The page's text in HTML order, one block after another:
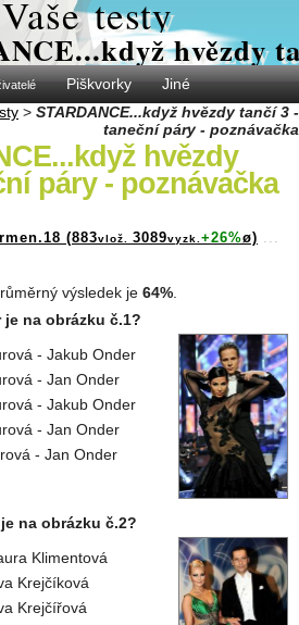
testy
hvězdy
Piškvorky
Jiné
> STARDANCE...když hvězdy tančí 3 -
taneční páry - poznávačka
hvězdy
páry - poznávačka
(883vlož. 3089vyzk. +26%ø) ...
výsledek je 64%
na obrázku č.1?
- Jakub Onder
- Jan Onder
- Jakub Onder
- Jan Onder
- Jan Onder
na obrázku č.2?
Klimentová
Krejčíková
Krejčířová